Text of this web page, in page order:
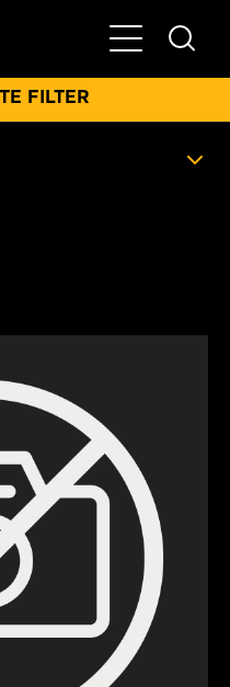
Glavni meni
FILTER